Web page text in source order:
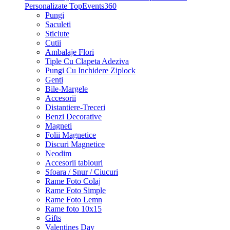
Personalizate TopEvents360
Pungi
Saculeti
Sticlute
Cutii
Ambalaje Flori
Tiple Cu Clapeta Adeziva
Pungi Cu Inchidere Ziplock
Genti
Bile-Margele
Accesorii
Distantiere-Treceri
Benzi Decorative
Magneti
Folii Magnetice
Discuri Magnetice
Neodim
Accesorii tablouri
Sfoara / Snur / Ciucuri
Rame Foto Colaj
Rame Foto Simple
Rame Foto Lemn
Rame foto 10x15
Gifts
Valentines Day